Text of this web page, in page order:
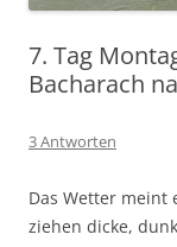
7. Tag
Bacharach
3 Antworten
Das Wetter meint
ziehen dicke,